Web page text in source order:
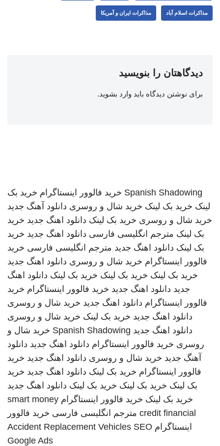
مذاکرات اسلام آباد مذاکرات ایران و آمریکا
دیدگاهتان را بنویسید
برای نوشتن دیدگاه باید وارد بشوید.
Spanish Shadowing خرید فالوور اینستاگرام خرید بک
لینک خرید بک لینک خرید شال و روسری دانلود آهنگ جدید
خرید شال و روسری خرید بک لینک دانلود اهنگ جدید خرید
بک لینک مترجم انگلیسی فارسی دانلود اهنگ جدید خرید
بک لینک دانلود اهنگ جدید مترجم انگلیسی فارسی خرید
فالوور اینستاگرام خرید شال و روسری دانلود اهنگ جدید
خرید بک لینک خرید بک لینک خرید بک لینک دانلود اهنگ
جدید دانلود اهنگ جدید خرید فالوور اینستاگرام خرید
فالوور اینستاگرام دانلود اهنگ جدید خرید شال و روسری
دانلود اهنگ جدید خرید بک لینک خرید شال و روسری
دانلود اهنگ جدید Spanish Shadowing خرید شال و
روسری خرید فالوور اینستاگرام دانلود اهنگ جدید دانلود
آهنگ جدید خرید شال و روسری دانلود اهنگ جدید خرید
فالوور اینستاگرام خرید بک لینک دانلود اهنگ جدید خرید
بک لینک خرید بک لینک خرید بک لینک دانلود اهنگ جدید
خرید بک لینک خرید فالوور اینستاگرام smart money
credit financial مترجم انگلیسی فارسی خرید فالوور
اینستاگرام
Accident Replacement Vehicles SEO
Google Ads